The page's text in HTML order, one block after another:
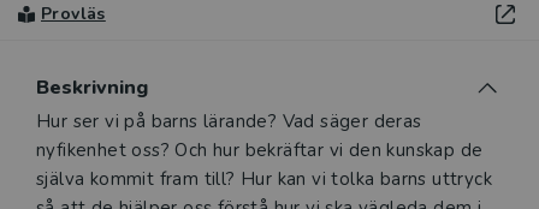
Provläs
Beskrivning
Beskrivning
Hur ser vi på barns lärande? Vad säger deras
nyfikenhet oss? Och hur bekräftar vi den kunskap de
själva kommit fram till? Hur kan vi tolka barns uttryck